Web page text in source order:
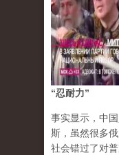
“忍耐力”
事实显示，中
斯，虽然很多
社会错过了对